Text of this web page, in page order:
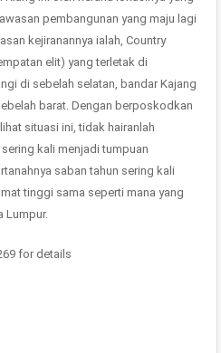
pembangunan yang maju lagi
kejiranannya ialah, Country
elit) yang terletak di
di sebelah selatan, bandar Kajang
barat. Dengan berposkodkan
situasi ini, tidak hairanlah
kali menjadi tumpuan
saban tahun sering kali
tinggi sama seperti mana yang
Lumpur.
for details